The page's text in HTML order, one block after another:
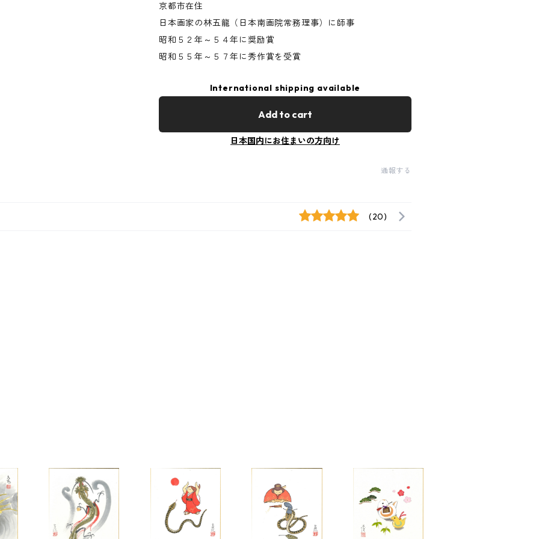
京都市在住
日本画家の林五龍（日本南画院常務理事）に師事
昭和５２年～５４年に奨励賞
昭和５５年～５７年に秀作賞を受賞
International shipping available
Add to cart
日本国内にお住まいの方向け
通報する
(20)